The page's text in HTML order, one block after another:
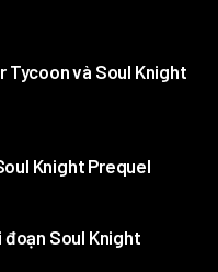
Tycoon và Soul Knight
Knight Prequel
đoạn Soul Knight